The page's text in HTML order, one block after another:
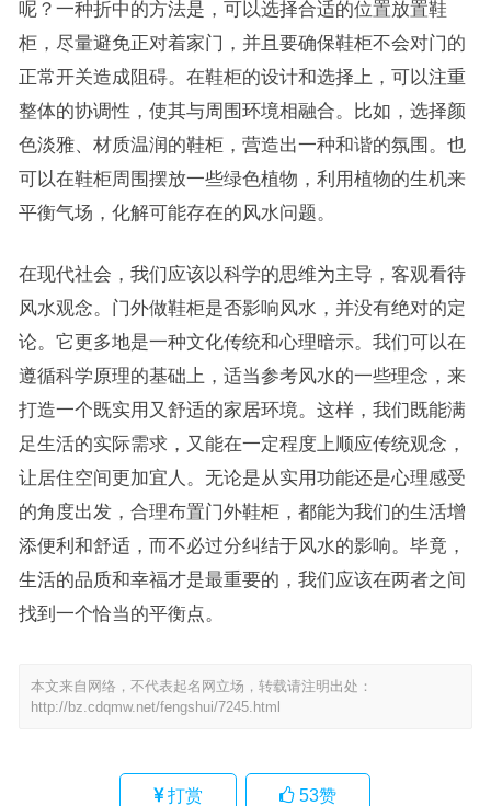
呢？一种折中的方法是，可以选择合适的位置放置鞋
柜，尽量避免正对着家门，并且要确保鞋柜不会对门的
正常开关造成阻碍。在鞋柜的设计和选择上，可以注重
整体的协调性，使其与周围环境相融合。比如，选择颜
色淡雅、材质温润的鞋柜，营造出一种和谐的氛围。也
可以在鞋柜周围摆放一些绿色植物，利用植物的生机来
平衡气场，化解可能存在的风水问题。
在现代社会，我们应该以科学的思维为主导，客观看待
风水观念。门外做鞋柜是否影响风水，并没有绝对的定
论。它更多地是一种文化传统和心理暗示。我们可以在
遵循科学原理的基础上，适当参考风水的一些理念，来
打造一个既实用又舒适的家居环境。这样，我们既能满
足生活的实际需求，又能在一定程度上顺应传统观念，
让居住空间更加宜人。无论是从实用功能还是心理感受
的角度出发，合理布置门外鞋柜，都能为我们的生活增
添便利和舒适，而不必过分纠结于风水的影响。毕竟，
生活的品质和幸福才是最重要的，我们应该在两者之间
找到一个恰当的平衡点。
本文来自网络，不代表起名网立场，转载请注明出处：
http://bz.cdqmw.net/fengshui/7245.html
打赏 53赞